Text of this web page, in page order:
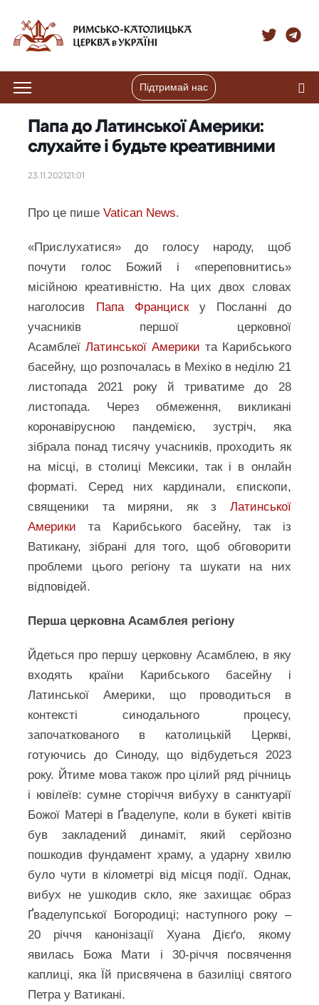
Підтримай нас
Папа до Латинської Америки:
слухайте і будьте креативними
23.11.202121:01
Про це пишеVatican News.
«Прислухатися» до голосу народу, щоб
почути голос Божий і «переповнитись»
місійною креативністю. На цих двох словах
наголосив Папа Франциску Посланні до
учасників першої церковної
АсамблеїЛатинської Америки та Карибського
басейну, що розпочалась в Мехіко в неділю 21
листопада 2021 року й триватиме до 28
листопада. Через обмеження, викликані
коронавірусною пандемією, зустріч, яка
зібрала понад тисячу учасників, проходить як
на місці, в столиці Мексики, так і в онлайн
форматі. Серед них кардинали, єпископи,
священики та миряни, як з Латинської
Америки та Карибського басейну, так із
Ватикану, зібрані для того, щоб обговорити
проблеми цього регіону та шукати на них
відповідей.
Перша церковна Асамблея регіону
Йдеться про першу церковну Асамблею, в яку
входять країни Карибського басейну і
Латинської Америки, що проводиться в
контексті синодального процесу,
започаткованого в католицькій Церкві,
готуючись до Синоду, що відбудеться 2023
року. Йтиме мова також про цілий ряд річниць
і ювілеїв: сумне сторіччя вибуху в санктуарії
Божої Матері в Ґваделупе, коли в букеті квітів
був закладений динаміт, який серйозно
пошкодив фундамент храму, а ударну хвилю
було чути в кілометрі від місця події. Однак,
вибух не ушкодив скло, яке захищає образ
Ґваделупської Богородиці; наступного року –
20 річчя канонізації Хуана Дієґо, якому
явилась Божа Мати і 30-річчя посвячення
каплиці, яка Їй присвячена в базиліці святого
Петра у Ватикані.